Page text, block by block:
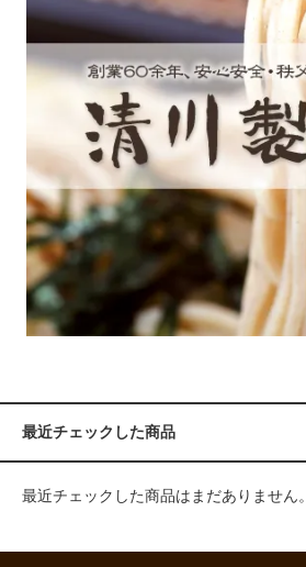
最近チェックした商品
最近チェックした商品はまだありません。